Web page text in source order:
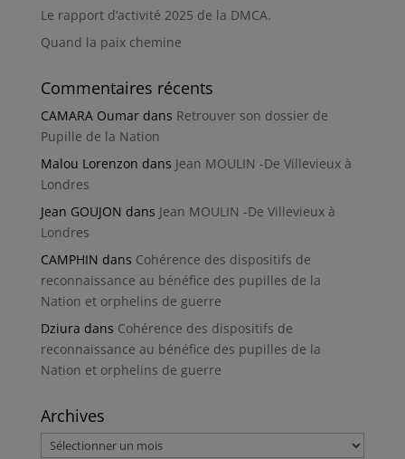
Le rapport d’activité 2025 de la DMCA.
Quand la paix chemine
Commentaires récents
CAMARA Oumardans Retrouver son dossier de
Pupille de la Nation
Malou Lorenzon dans Jean MOULIN -De Villevieux à
Londres
Jean GOUJON dans Jean MOULIN -De Villevieux à
Londres
CAMPHIN dans Cohérence des dispositifs de
reconnaissance au bénéfice des pupilles de la
Nation et orphelins de guerre
Dziura dans Cohérence des dispositifs de
reconnaissance au bénéfice des pupilles de la
Nation et orphelins de guerre
Archives
Archives